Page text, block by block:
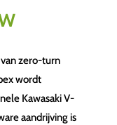
zero-turn
wordt
Kawasaki V-
aandrijving is